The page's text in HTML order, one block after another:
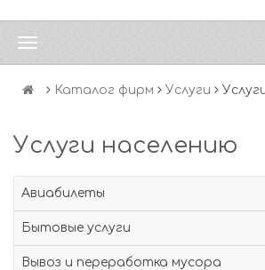
Каталог фирм Услуги
Услуги населению
Авиабилеты
Бытовые услуги
Вывоз и переработка мусора